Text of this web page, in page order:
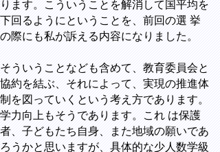
ります。こういうことを解消して国平均を
下回るようにということを、前回の選 挙
の際にも私が訴える内容になりました。
そういうことなども含めて、教育委員会と
協約を結ぶ、それによって、実現の推進体
制を図っていくという考え方であります。
学力向上もそうであります。これ は保護
者、子どもたち自身、また地域の願いであ
ろうかと思いますが、具体的な少人数学級